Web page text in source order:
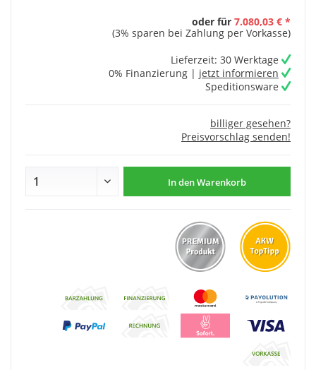
oder für 7.080,03 € *
(3% sparen bei Zahlung per Vorkasse)
Lieferzeit: 30 Werktage
0% Finanzierung | jetzt informieren
Speditionsware
billiger gesehen?
Preisvorschlag senden!
In denWarenkorb